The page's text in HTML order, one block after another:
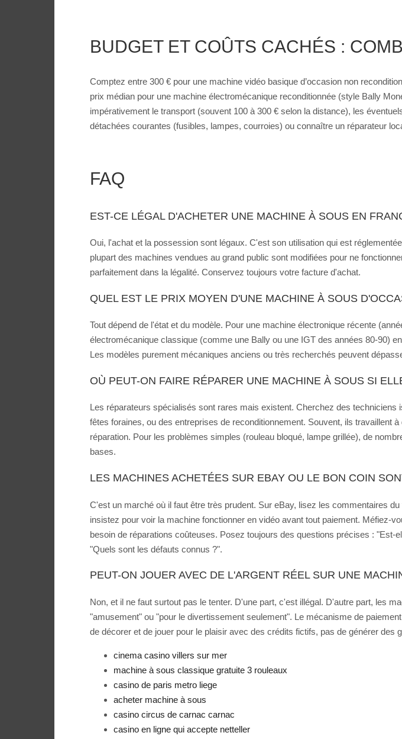
BUDGET ET COÛTS CACHÉS :
Comptez entre 300 € pour une machine vidéo basique d’occasion non
prix médian pour une machine électromécanique reconditionnée (style Bally
impérativement le transport (souvent 100 à 300 € selon la distance), les
détachées courantes (fusibles, lampes, courroies) ou connaître un réparateur
FAQ
EST-CE LÉGAL D'ACHETER UNE MACHINE À SOUS EN
Oui, l'achat et la possession sont légaux. C'est son utilisation qui est
plupart des machines vendues au grand public sont modifiées pour ne
parfaitement dans la légalité. Conservez toujours votre facture d'achat.
QUEL EST LE PRIX MOYEN D'UNE MACHINE À SOUS
Tout dépend de l'état et du modèle. Pour une machine électronique récente
électromécanique classique (comme une Bally ou une IGT des années 80-90)
Les modèles purement mécaniques anciens ou très recherchés peuvent
OÙ PEUT-ON FAIRE RÉPARER UNE MACHINE À SOUS SI
Les réparateurs spécialisés sont rares mais existent. Cherchez des
fêtes foraines, ou des entreprises de reconditionnement. Souvent, ils travaillent
réparation. Pour les problèmes simples (rouleau bloqué, lampe grillée), de
bases.
LES MACHINES ACHETÉES SUR EBAY OU LE BON COIN
C'est un marché où il faut être très prudent. Sur eBay, lisez les commentaires
insistez pour voir la machine fonctionner en vidéo avant tout paiement. Méfiez-
besoin de réparations coûteuses. Posez toujours des questions précises : "Est-
"Quels sont les défauts connus ?".
PEUT-ON JOUER AVEC DE L'ARGENT RÉEL SUR UNE
Non, et il ne faut surtout pas le tenter. D'une part, c'est illégal. D'autre part, les
"amusement" ou "pour le divertissement seulement". Le mécanisme de
de décorer et de jouer pour le plaisir avec des crédits fictifs, pas de générer des
cinema casino villers sur mer
machine à sous classique gratuite 3 rouleaux
casino de paris metro liege
acheter machine à sous
casino circus de carnac carnac
casino en ligne qui accepte netteller